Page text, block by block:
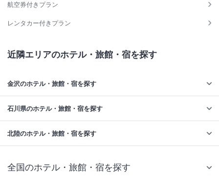
航空券付きプラン
レンタカー付きプラン
近隣エリアのホテル・旅館・宿を探す
金沢のホテル・旅館・宿を探す
石川県のホテル・旅館・宿を探す
北陸のホテル・旅館・宿を探す
全国のホテル・旅館・宿を探す